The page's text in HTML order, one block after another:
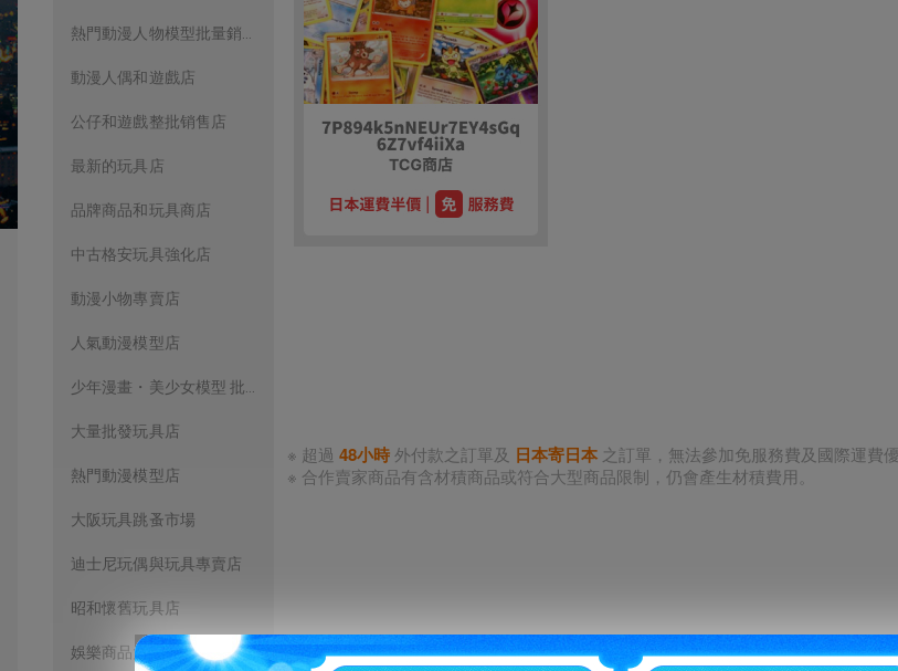
動漫人偶和遊戲店
公仔和遊戲整批销售店
最新的玩具店
品牌商品和玩具商店
中古格安玩具強化店
動漫小物專賣店
人氣動漫模型店
大量批發玩具店
熱門動漫模型店
大阪玩具跳蚤市場
迪士尼玩偶與玩具專賣店
昭和懷舊玩具店
娛樂商品大量購買商店
※ 超過 48小時外付款之訂單及 日本寄日本 之訂單，無法參加免服務費及國際運費優
※ 合作賣家商品有含材積商品或符合大型商品限制，仍會產生材積費用。